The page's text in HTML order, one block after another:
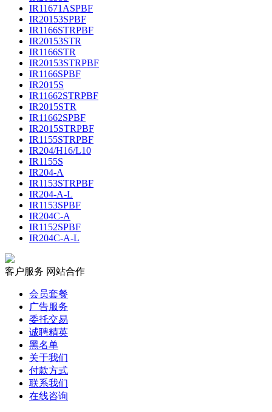
IR11671ASPBF
IR20153SPBF
IR1166STRPBF
IR20153STR
IR1166STR
IR20153STRPBF
IR1166SPBF
IR2015S
IR11662STRPBF
IR2015STR
IR11662SPBF
IR2015STRPBF
IR1155STRPBF
IR204/H16/L10
IR1155S
IR204-A
IR1153STRPBF
IR204-A-L
IR1153SPBF
IR204C-A
IR1152SPBF
IR204C-A-L
客户服务 网站合作
会员套餐
广告服务
委托交易
诚聘精英
黑名单
关于我们
付款方式
联系我们
在线咨询